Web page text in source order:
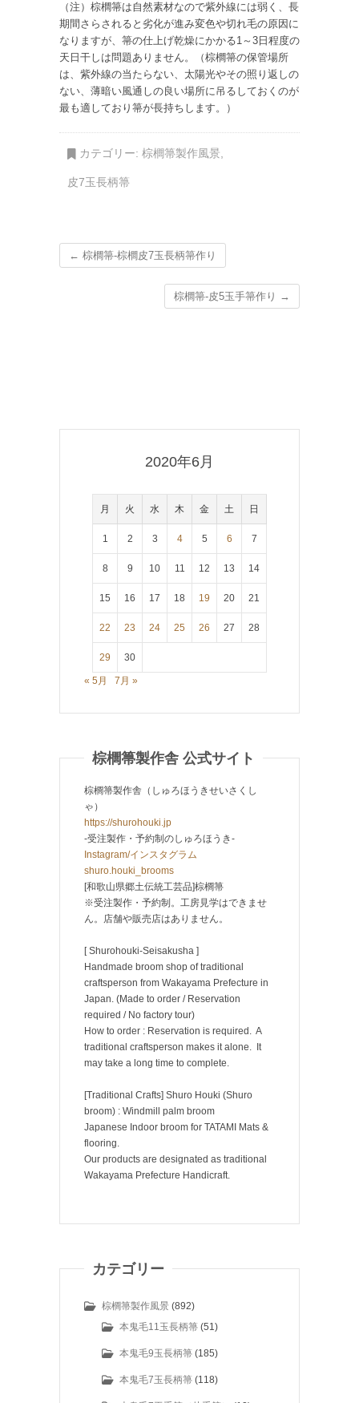
（注）棕櫚箒は自然素材なので紫外線には弱く、長
期間さらされると劣化が進み変色や切れ毛の原因に
なりますが、箒の仕上げ乾燥にかかる1～3日程度の
天日干しは問題ありません。（棕櫚箒の保管場所
は、紫外線の当たらない、太陽光やその照り返しの
ない、薄暗い風通しの良い場所に吊るしておくのが
最も適しており箒が長持ちします。）
カテゴリー: 棕櫚箒製作風景
皮7玉長柄箒
← 棕櫚箒-棕櫚皮7玉長柄箒作り
棕櫚箒-皮5玉手箒作り →
2020年6月
月 火 水 木 金 土 日
1 2 3 4 5 6 7
8 9 10 11 12 13 14
15 16 17 18 19 20 21
22 23 24 25 26 27 28
29 30
« 5月 7月 »
棕櫚箒製作舎 公式サイト
棕櫚箒製作舎（しゅろほうきせいさくし
ゃ）
https://shurohouki.jp
-受注製作・予約制のしゅろほうき-
Instagram/インスタグラム
shuro.houki_brooms
[和歌山県郷土伝統工芸品]棕櫚箒
※受注製作・予約制。工房見学はできませ
ん。店舗や販売店はありません。
[ Shurohouki-Seisakusha ]
Handmade broom shop of traditional
craftsperson from Wakayama Prefecture in
Japan. (Made to order / Reservation
required / No factory tour)
How to order : Reservation is required. A
traditional craftsperson makes it alone. It
may take a long time to complete.
[Traditional Crafts] Shuro Houki (Shuro
broom) : Windmill palm broom
Japanese Indoor broom for TATAMI Mats &
flooring.
Our products are designated as traditional
Wakayama Prefecture Handicraft.
カテゴリー
棕櫚箒製作風景 (892)
本鬼毛11玉長柄箒 (51)
本鬼毛9玉長柄箒 (185)
本鬼毛7玉長柄箒 (118)